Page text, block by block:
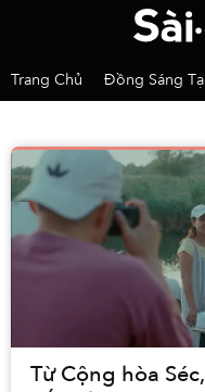
Trang Chủ Đồng Sáng
Từ Cộng hòa